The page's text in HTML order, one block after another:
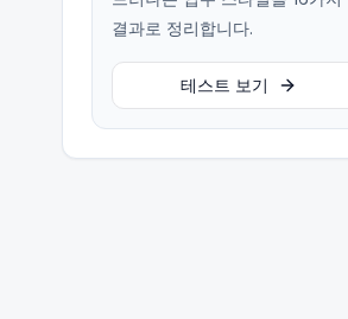
결과로 정리합니다.
테스트 보기